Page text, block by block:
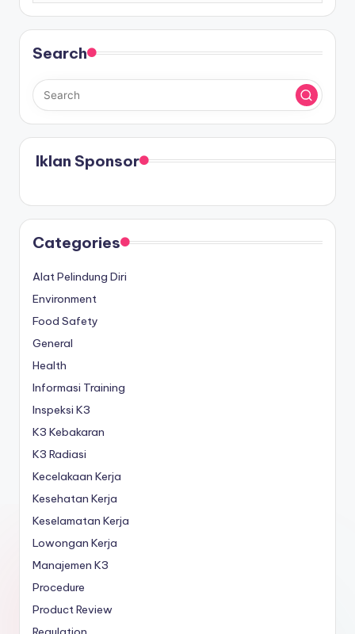
Search
Iklan Sponsor
Categories
Alat Pelindung Diri
Environment
Food Safety
General
Health
Informasi Training
Inspeksi K3
K3 Kebakaran
K3 Radiasi
Kecelakaan Kerja
Kesehatan Kerja
Keselamatan Kerja
Lowongan Kerja
Manajemen K3
Procedure
Product Review